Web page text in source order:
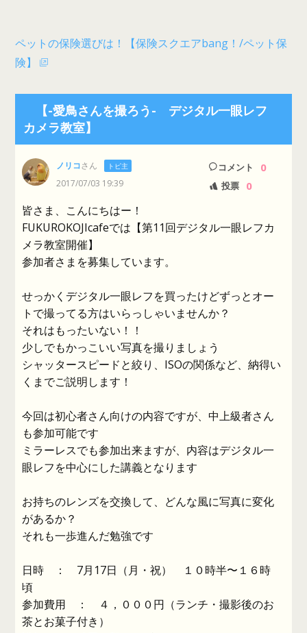
ペットの保険選びは！【保険スクエアbang！/ペット保
険】
【-愛鳥さんを撮ろう- デジタル一眼レフ
カメラ教室】
ノリコさん トピ主
2017/07/03 19:39
コメント 0
投票 0
皆さま、こんにちはー！
FUKUROKOJIcafeでは【第11回デジタル一眼レフカ
メラ教室開催】
参加者さまを募集しています。
せっかくデジタル一眼レフを買ったけどずっとオー
トで撮ってる方はいらっしゃいませんか？
それはもったいない！！
少しでもかっこいい写真を撮りましょう
シャッタースピードと絞り、ISOの関係など、納得い
くまでご説明します！
今回は初心者さん向けの内容ですが、中上級者さん
も参加可能です
ミラーレスでも参加出来ますが、内容はデジタル一
眼レフを中心にした講義となります
お持ちのレンズを交換して、どんな風に写真に変化
があるか？
それも一歩進んだ勉強です
日時 ： 7月17日（月・祝） １０時半〜１６時
頃
参加費用 ： ４，０００円（ランチ・撮影後のお
茶とお菓子付き）